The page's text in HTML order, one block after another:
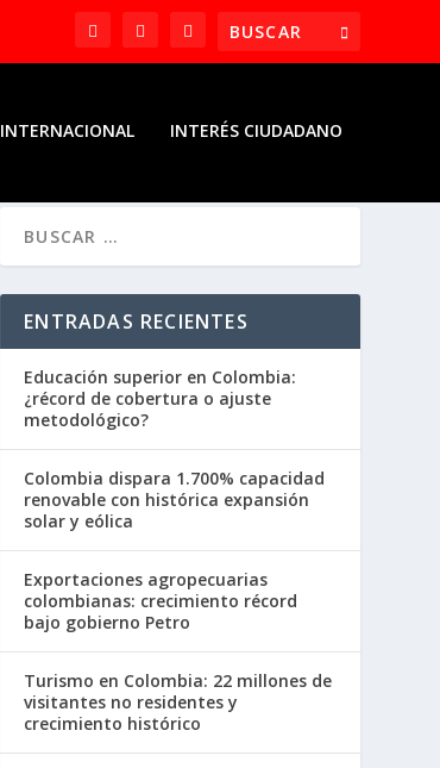
INTERNACIONAL INTERÉS CIUDADANO
ENTRADAS RECIENTES
Educación superior en Colombia:
¿récord de cobertura o ajuste
metodológico?
Colombia dispara 1.700% capacidad
renovable con histórica expansión
solar y eólica
Exportaciones agropecuarias
colombianas: crecimiento récord
bajo gobierno Petro
Turismo en Colombia: 22 millones de
visitantes no residentes y
crecimiento histórico